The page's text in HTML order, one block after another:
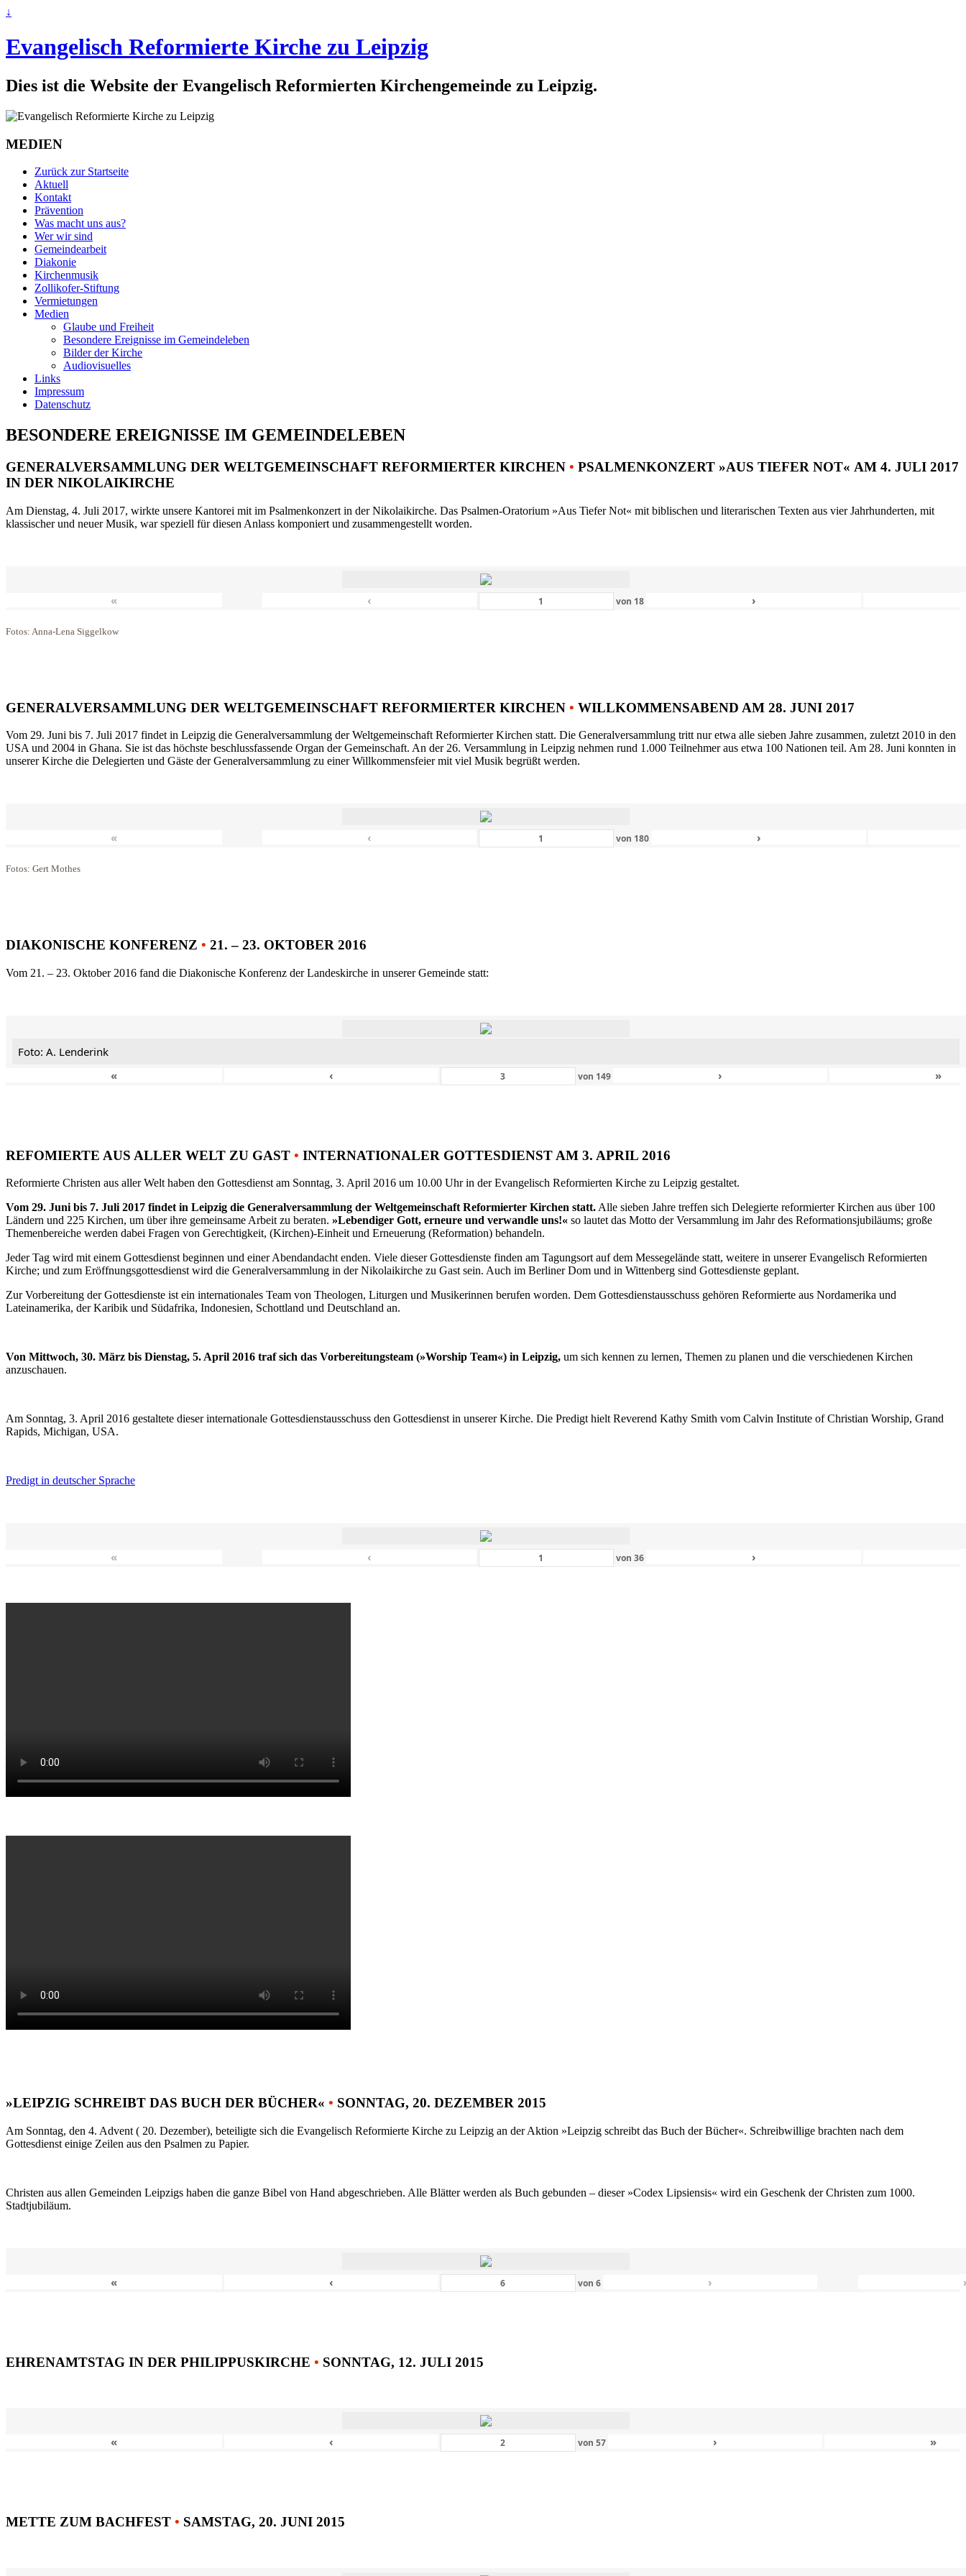
↓
Evangelisch Reformierte Kirche zu Leipzig
Dies ist die Website der Evangelisch Reformierten Kirchengemeinde zu Leipzig.
MEDIEN
Zurück zur Startseite
Aktuell
Kontakt
Prävention
Was macht uns aus?
Wer wir sind
Gemeindearbeit
Diakonie
Kirchenmusik
Zollikofer-Stiftung
Vermietungen
Medien
Glaube und Freiheit
Besondere Ereignisse im Gemeindeleben
Bilder der Kirche
Audiovisuelles
Links
Impressum
Datenschutz
BESONDERE EREIGNISSE IM GEMEINDELEBEN
GENERALVERSAMMLUNG DER WELTGEMEINSCHAFT REFORMIERTER KIRCHEN • PSALMENKONZERT »AUS TIEFER NOT« AM 4. JULI 2017
IN DER NIKOLAIKIRCHE
Am Dienstag, 4. Juli 2017, wirkte unsere Kantorei mit im Psalmenkonzert in der Nikolaikirche. Das Psalmen-Oratorium »Aus Tiefer Not« mit biblischen und literarischen Texten aus vier Jahrhunderten, mit
klassischer und neuer Musik, war speziell für diesen Anlass komponiert und zusammengestellt worden.
« ‹ von 18 ›
Fotos: Anna-Lena Siggelkow
GENERALVERSAMMLUNG DER WELTGEMEINSCHAFT REFORMIERTER KIRCHEN • WILLKOMMENSABEND AM 28. JUNI 2017
Vom 29. Juni bis 7. Juli 2017 findet in Leipzig die Generalversammlung der Weltgemeinschaft Reformierter Kirchen statt. Die Generalversammlung tritt nur etwa alle sieben Jahre zusammen, zuletzt 2010 in den
USA und 2004 in Ghana. Sie ist das höchste beschlussfassende Organ der Gemeinschaft. An der 26. Versammlung in Leipzig nehmen rund 1.000 Teilnehmer aus etwa 100 Nationen teil. Am 28. Juni konnten in
unserer Kirche die Delegierten und Gäste der Generalversammlung zu einer Willkommensfeier mit viel Musik begrüßt werden.
« ‹ von 180 ›
Fotos: Gert Mothes
DIAKONISCHE KONFERENZ • 21. – 23. OKTOBER 2016
Vom 21. – 23. Oktober 2016 fand die Diakonische Konferenz der Landeskirche in unserer Gemeinde statt:
Foto: A. Lenderink
«
‹ von 149 › »
REFOMIERTE AUS ALLER WELT ZU GAST • INTERNATIONALER GOTTESDIENST AM 3. APRIL 2016
Reformierte Christen aus aller Welt haben den Gottesdienst am Sonntag, 3. April 2016 um 10.00 Uhr in der Evangelisch Reformierten Kirche zu Leipzig gestaltet.
Vom 29. Juni bis 7. Juli 2017 findet in Leipzig die Generalversammlung der Weltgemeinschaft Reformierter Kirchen statt.Alle sieben Jahre treffen sich Delegierte reformierter Kirchen aus über 100
Ländern und 225 Kirchen, um über ihre gemeinsame Arbeit zu beraten. »Lebendiger Gott, erneure und verwandle uns!« so lautet das Motto der Versammlung im Jahr des Reformationsjubiläums; große
Themenbereiche werden dabei Fragen von Gerechtigkeit, (Kirchen)-Einheit und Erneuerung (Reformation) behandeln.
Jeder Tag wird mit einem Gottesdienst beginnen und einer Abendandacht enden. Viele dieser Gottesdienste finden am Tagungsort auf dem Messegelände statt, weitere in unserer Evangelisch Reformierten
Kirche; und zum Eröffnungsgottesdienst wird die Generalversammlung in der Nikolaikirche zu Gast sein. Auch im Berliner Dom und in Wittenberg sind Gottesdienste geplant.
Zur Vorbereitung der Gottesdienste ist ein internationales Team von Theologen, Liturgen und Musikerinnen berufen worden. Dem Gottesdienstausschuss gehören Reformierte aus Nordamerika und
Lateinamerika, der Karibik und Südafrika, Indonesien, Schottland und Deutschland an.
Von Mittwoch, 30. März bis Dienstag, 5. April 2016 traf sich das Vorbereitungsteam (»Worship Team«) in Leipzig, um sich kennen zu lernen, Themen zu planen und die verschiedenen Kirchen
anzuschauen.
Am Sonntag, 3. April 2016 gestaltete dieser internationale Gottesdienstausschuss den Gottesdienst in unserer Kirche. Die Predigt hielt Reverend Kathy Smith vom Calvin Institute of Christian Worship, Grand
Rapids, Michigan, USA.
Predigt in deutscher Sprache
« ‹ von36 ›
»LEIPZIG SCHREIBT DAS BUCH DER BÜCHER« • SONNTAG, 20. DEZEMBER 2015
Am Sonntag, den 4. Advent ( 20. Dezember), beteiligte sich die Evangelisch Reformierte Kirche zu Leipzig an der Aktion »Leipzig schreibt das Buch der Bücher«. Schreibwillige brachten nach dem
Gottesdienst einige Zeilen aus den Psalmen zu Papier.
Christen aus allen Gemeinden Leipzigs haben die ganze Bibel von Hand abgeschrieben. Alle Blätter werden als Buch gebunden – dieser »Codex Lipsiensis« wird ein Geschenk der Christen zum 1000.
Stadtjubiläum.
« ‹ von6 ›
EHRENAMTSTAG IN DER PHILIPPUSKIRCHE • SONNTAG, 12. JULI 2015
« ‹ von57 › »
METTE ZUM BACHFEST • SAMSTAG, 20. JUNI 2015